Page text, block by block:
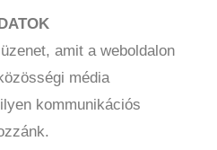
amit a weboldalon
média
kommunikációs